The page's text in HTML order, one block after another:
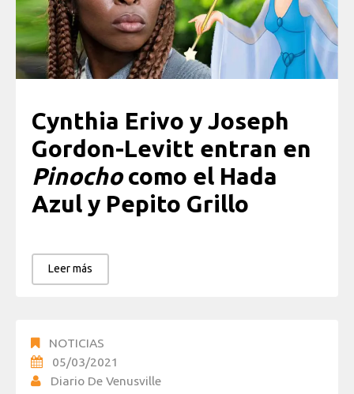
Cynthia Erivo y Joseph
Gordon-Levitt entran en
Pinochocomo el Hada
Azul y Pepito Grillo
Leer más
NOTICIAS
05/03/2021
Diario De Venusville